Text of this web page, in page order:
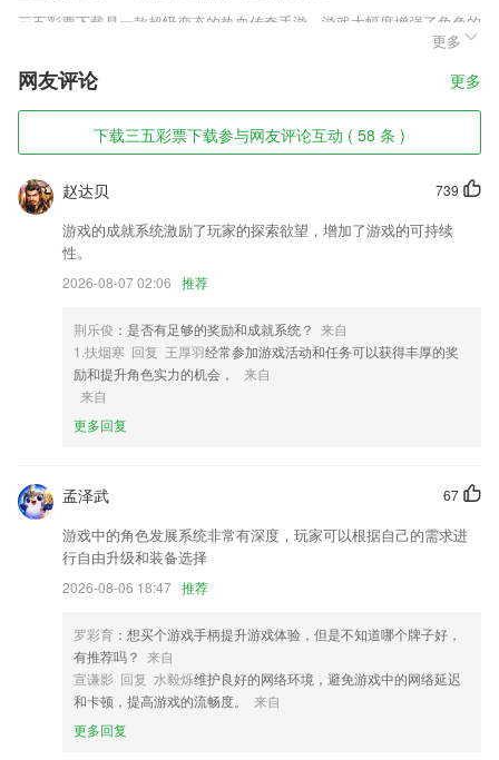
三五彩票下载是一款超级变态的热血传奇手游，游戏大幅度增强了角色的
属性，而且各种特戒系统也经过了相应的强化，玩家在游戏中可以轻松获
取顶级装备，每一种装备都能为玩家带来大量的属性提升效果，喜欢的话
不要忘记下载体验。
三五彩票下载软件特色
1,智能点读、复读课文，让你的小学英语学习更扎实；
2,快速对接，一键报名，节约双方时间，让内容变现更为简单
3,快速预览查找方便。
4,自助提交表单，统一分配管理。
5,让你对每日、每月和每年的收纳和营销数量了如指掌，还可进行线上约
6,随时随地管理2265用户的智能设备，家中状态尽在掌握。
三五彩票下载软件优势
1.专注于互联网时代的学车新体验
3.统计学教材知识点，章节内容视频精讲
4.作文搜索：英语作文不会写？英语单词不认识？语文作文不会写？写作
文在凑字？用作业答案搜索器，提供作文素材，参考作文，让你轻松写
5.天气现象形象的介绍了所有的天气现象，可以身临其境的感受龙卷风、
暴风雪、闪电，通过详细的语音讲解，可以很轻松的了解到他们的成因和
背景小知识。
6.提供的功能非常全面，无论您有基础还是没有基础，都可以获得专业的
英语指导
三五彩票下载更新了什么?
更多
网友评论 更多
下载三五彩票下载参与网友评论互动 ( 58 条 )
739
赵达贝
游戏的成就系统激励了玩家的探索欲望，增加了游戏的可持续
性。
2026-08-07 02:06 推荐
荆乐俊 ：是否有足够的奖励和成就系统？ 来自
1.扶烟寒 回复 王厚羽经常参加游戏活动和任务可以获得丰厚的奖
励和提升角色实力的机会，
来自
来自
更多回复
67
孟泽武
游戏中的角色发展系统非常有深度，玩家可以根据自己的需求进
行自由升级和装备选择
2026-08-06 18:47 推荐
罗彩育 ：想买个游戏手柄提升游戏体验，但是不知道哪个牌子好，
有推荐吗？ 来自
宣谦影 回复 水毅烁维护良好的网络环境，避免游戏中的网络延迟
和卡顿，提高游戏的流畅度。
来自
更多回复